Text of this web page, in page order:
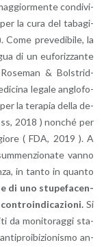
con­di­vi­
la cura del ta­ba­gi­
Come pre­ve­di­bi­le, la
di un eu­fo­riz­zan­te
& Bol­strid­
le­ga­le an­glo­fo­
la te­ra­pia della de­
2018 ) non­ché per
( FDA, 2019 ). A
vanno
in tanto in quan­to
di uno stu­pe­fa­cen­
Si
da mo­ni­to­rag­gi sta­
an­